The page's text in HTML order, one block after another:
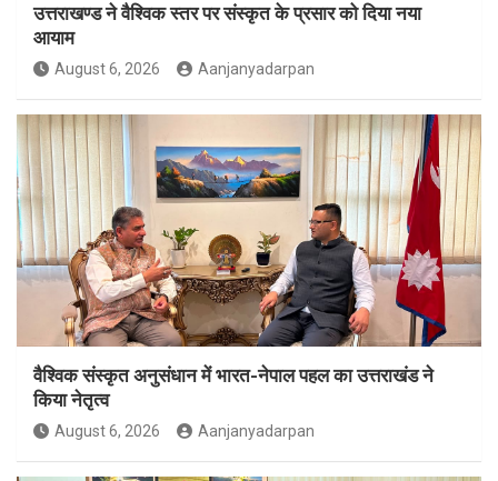
उत्तराखण्ड ने वैश्विक स्तर पर संस्कृत के प्रसार को दिया नया
आयाम
August 6, 2026 Aanjanyadarpan
वैश्विक संस्कृत अनुसंधान में भारत-नेपाल पहल का उत्तराखंड ने
किया नेतृत्व
August 6, 2026 Aanjanyadarpan